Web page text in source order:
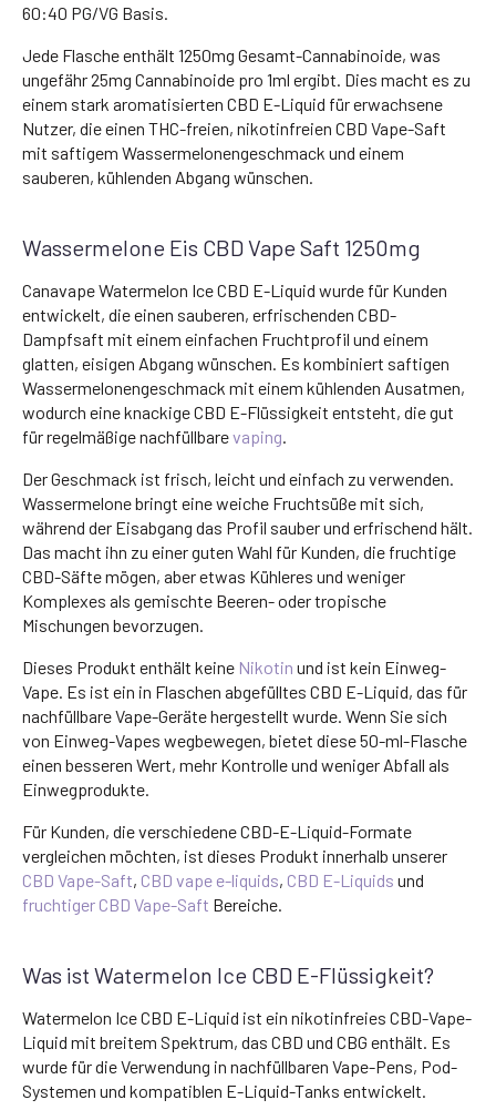
60:40 PG/VG Basis.
Jede Flasche enthält 1250mg Gesamt-Cannabinoide, was
ungefähr 25mg Cannabinoide pro 1ml ergibt. Dies macht es zu
einem stark aromatisierten CBD E-Liquid für erwachsene
Nutzer, die einen THC-freien, nikotinfreien CBD Vape-Saft
mit saftigem Wassermelonengeschmack und einem
sauberen, kühlenden Abgang wünschen.
Wassermelone Eis CBD Vape Saft 1250mg
Canavape Watermelon Ice CBD E-Liquid wurde für Kunden
entwickelt, die einen sauberen, erfrischenden CBD-
Dampfsaft mit einem einfachen Fruchtprofil und einem
glatten, eisigen Abgang wünschen. Es kombiniert saftigen
Wassermelonengeschmack mit einem kühlenden Ausatmen,
wodurch eine knackige CBD E-Flüssigkeit entsteht, die gut
für regelmäßige nachfüllbarevaping
Der Geschmack ist frisch, leicht und einfach zu verwenden.
Wassermelone bringt eine weiche Fruchtsüße mit sich,
während der Eisabgang das Profil sauber und erfrischend hält.
Das macht ihn zu einer guten Wahl für Kunden, die fruchtige
CBD-Säfte mögen, aber etwas Kühleres und weniger
Komplexes als gemischte Beeren- oder tropische
Mischungen bevorzugen.
Dieses Produkt enthält keine Nikotin und ist kein Einweg-
Vape. Es ist ein in Flaschen abgefülltes CBD E-Liquid, das für
nachfüllbare Vape-Geräte hergestellt wurde. Wenn Sie sich
von Einweg-Vapes wegbewegen, bietet diese 50-ml-Flasche
einen besseren Wert, mehr Kontrolle und weniger Abfall als
Einwegprodukte.
Für Kunden, die verschiedene CBD-E-Liquid-Formate
vergleichen möchten, ist dieses Produkt innerhalb unserer
CBD Vape-Saft, CBD vape e-liquids, CBD E-Liquids und
fruchtiger CBD Vape-Saft Bereiche.
Was ist Watermelon Ice CBD E-Flüssigkeit?
Watermelon Ice CBD E-Liquid ist ein nikotinfreies CBD-Vape-
Liquid mit breitem Spektrum, das CBD und CBG enthält. Es
wurde für die Verwendung in nachfüllbaren Vape-Pens, Pod-
Systemen und kompatiblen E-Liquid-Tanks entwickelt.